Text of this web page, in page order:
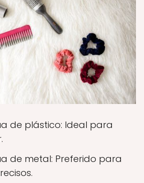
de plástico: Ideal para
de metal: Preferido para